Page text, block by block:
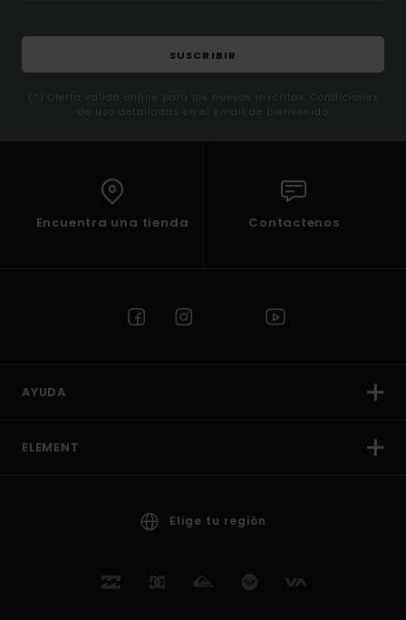
SUSCRIBIR
(*) Oferta valida online para los nuevos inscritos. Condiciones
de uso detalladas en el email de bienvenida
Encuentra una tienda Contactenos
AYUDA
ELEMENT
Elige tu región